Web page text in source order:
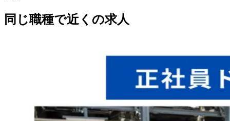
同じ職種で近くの求人